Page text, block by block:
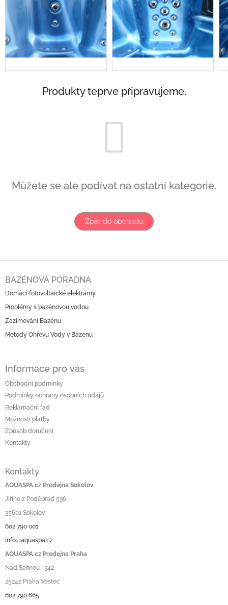
Produkty teprve připravujeme.
Můžete se ale podívat na ostatní kategorie.
Zpět do obchodu
BAZÉNOVÁ PORADNA
Domácí fotovoltaické elektrárny
Problémy s bazénovou vodou
Zazimování Bazénu
Metody Ohřevu Vody v Bazénu
Informace pro vás
Obchodní podmínky
Podmínky ochrany osobních údajů
Reklamační řád
Možnosti platby
Způsob doručení
Kontakty
Kontakty
AQUASPA.cz Prodejna Sokolov
Jiřího z Poděbrad 536
35601 Sokolov
602 790 001
info@aquaspa.cz
AQUASPA.cz Prodejna Praha
Nad Safinou I 342
25242 Praha Vestec
602 790 665